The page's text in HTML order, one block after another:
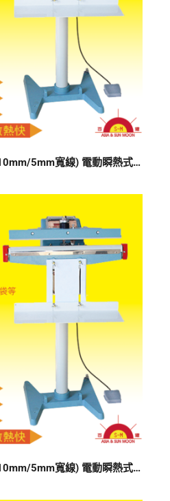
SPF-4510A (45公分長 10mm/5mm寬線) 電動瞬熱式封口機
SPF-6010A (60公分長 10mm/5mm寬線) 電動瞬熱式封口機